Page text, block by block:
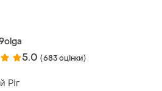
5.0 (683 оцінки)
Ріг